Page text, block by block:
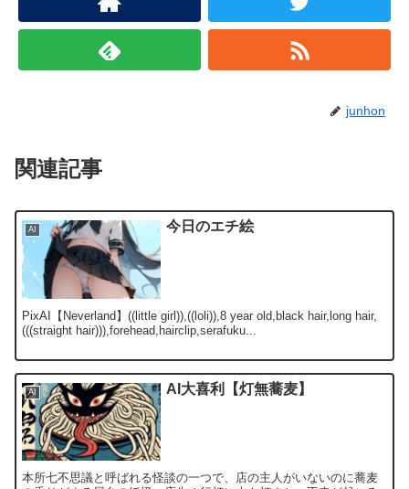
junhon
関連記事
AI 今日のエチ絵
PixAI【Neverland】((little girl)),((loli)),8 year old,black hair,long hair,
(((straight hair))),forehead,hairclip,serafuku...
AI AI大喜利【灯無蕎麦】
本所七不思議と呼ばれる怪談の一つで、店の主人がいないのに蕎麦